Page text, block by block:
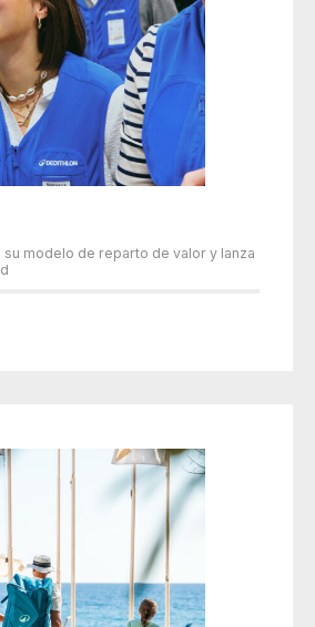
modelo de reparto de valor y lanza